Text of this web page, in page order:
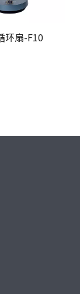
环扇-F10